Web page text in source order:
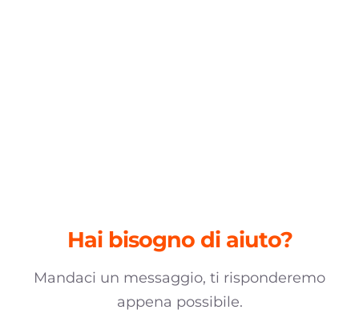
Hai bisogno di aiuto?
Mandaci un messaggio, ti risponderemo
appena possibile.